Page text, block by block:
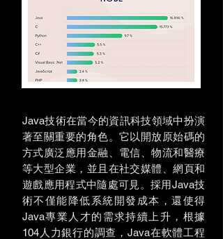
Java技術在當今的資訊科技領域中扮演
著至關重要的角色。它以開放原始碼的
方式廣泛應用金融、電信、物流和醫療
等大型企業，並且在社交媒體、網頁和
遊戲應用程式中隨處可見。採用Java技
術不僅能降低系統開發成本，還使得
Java專業人才的需求持續上升，根據
104人力銀行的調查，Java在軟體工程